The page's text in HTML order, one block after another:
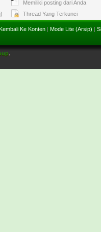
Memiliki posting dari Anda
Thread Yang Terkunci
Ke Konten | Mode Lite (Arsip) |
.